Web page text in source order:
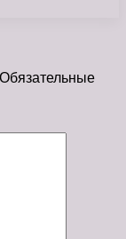
Обязательные